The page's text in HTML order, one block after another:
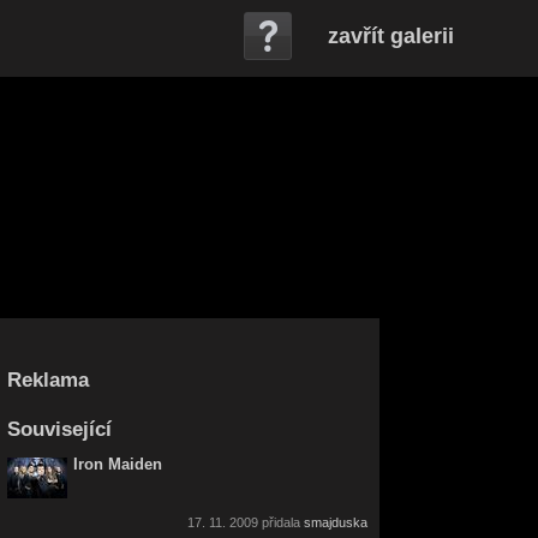
zavřít galerii
Reklama
Související
Iron Maiden
17. 11. 2009 přidala smajduska